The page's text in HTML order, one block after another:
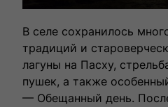
В селе сохранилось
традиций и
лагуны на Пасху,
пушек, а также
— Обещанный день.